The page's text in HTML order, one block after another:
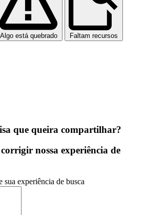
Algo está quebrado Faltam recursos
que queira compartilhar?
nossa experiência de
sua experiência de busca